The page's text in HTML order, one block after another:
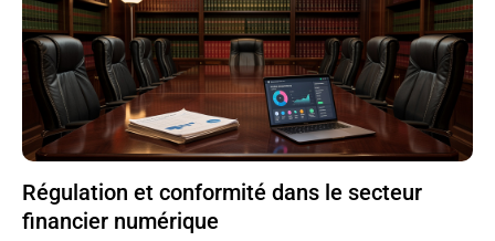
Régulation et conformité dans le secteur
financier numérique